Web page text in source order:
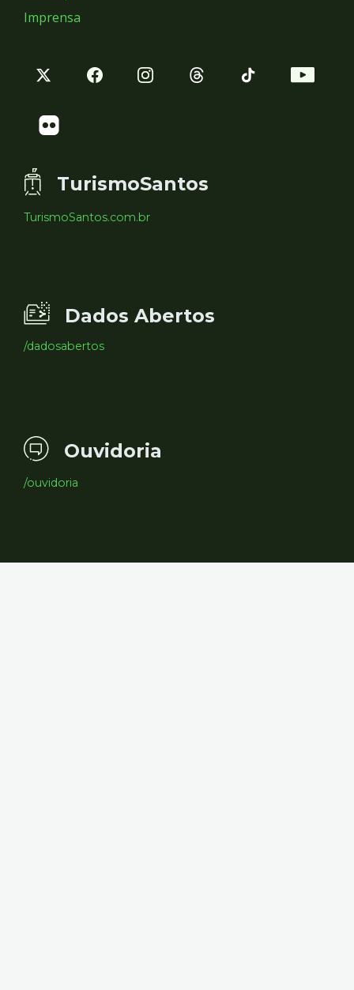
Imprensa
TurismoSantos
TurismoSantos.com.br
Dados Abertos
/dadosabertos
Ouvidoria
/ouvidoria